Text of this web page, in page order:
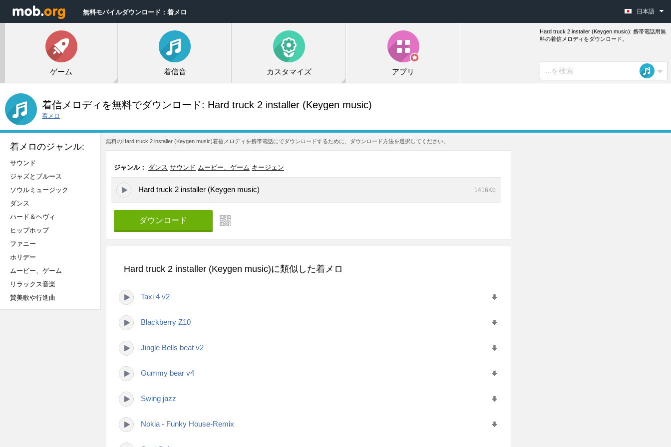
無料モバイルダウンロード：着メロ 日本語
ゲーム 着信音 カスタマイズ アプリ
Hard truck 2 installer (Keygen music): 携帯電話用無
料の着信メロディをダウンロード。
着信メロディを無料でダウンロード: Hard truck 2 installer (Keygen music)
着メロ
着メロのジャンル:
サウンド
ジャズとブルース
ソウルミュージック
ダンス
ハード＆ヘヴィ
ヒップホップ
ファニー
ホリデー
ムービー、ゲーム
リラックス音楽
賛美歌や行進曲
無料のHard truck 2 installer (Keygen music)着信メロディを携帯電話にでダウンロードするために、ダウンロード方法を選択してください。
ジャンル： ダンス サウンド ムービー、ゲーム キージェン
Hard truck 2 installer (Keygen music) 1416Kb
ダウンロード
Hard truck 2 installer (Keygen music)に類似した着メロ
Taxi 4 v2
Blackberry Z10
Jingle Bells beat v2
Gummy bear v4
Swing jazz
Nokia - Funky House-Remix